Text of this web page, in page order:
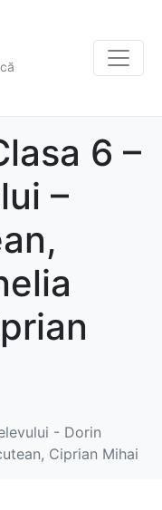
6 –
–
- Dorin
Ciprian Mihai